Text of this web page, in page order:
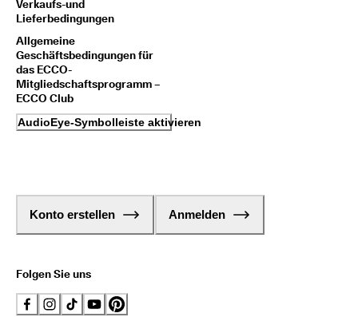
Verkaufs-und
Lieferbedingungen
Allgemeine
Geschäftsbedingungen für
das ECCO-
Mitgliedschaftsprogramm –
ECCO Club
AudioEye-Symbolleiste aktivieren
Konto erstellen Anmelden
Folgen Sie uns